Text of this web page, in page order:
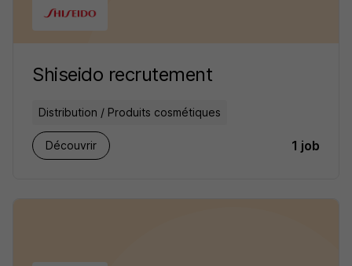
Shiseido recrutement
Distribution / Produits cosmétiques
Découvrir 1 job